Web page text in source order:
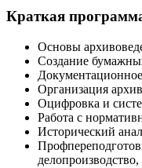
Краткая
Основы
Создание
Организация
Оцифровка и
Работа с
Исторический
делопроизводство,